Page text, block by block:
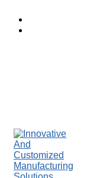
content
Search